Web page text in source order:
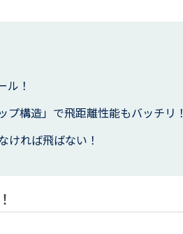
ル！
構造」で飛距離性能もバッチリ！
ければ飛ばない！